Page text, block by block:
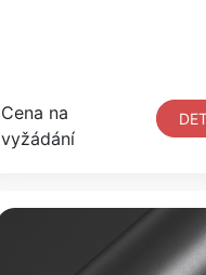
Cena na
vyžádání